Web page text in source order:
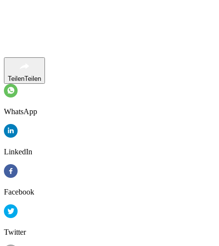
TeilenTeilen
WhatsApp
LinkedIn
Facebook
Twitter